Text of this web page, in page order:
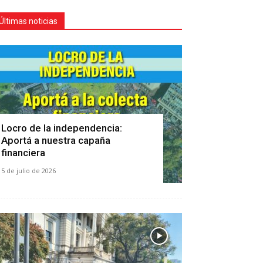
noticias
Locro de la independencia:
Aportá a nuestra capaña
financiera
5 de julio de 2026